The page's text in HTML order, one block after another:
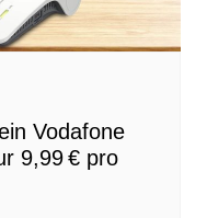
Vodafone
9,99 € pro